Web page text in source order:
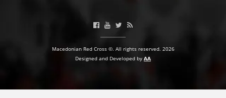
Macedonian Red Cross ©. All rights reserved. 2026
Designed and Developed by AA